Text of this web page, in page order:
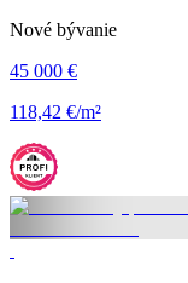
Nové bývanie
45 000 €
118,42 €/m²